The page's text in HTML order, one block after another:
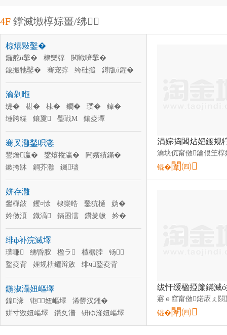
4F 鐣滅墽椁婃畺/绋
椋熺敤鑿�
鑼舵ü鑿� 棣欒弴
閲戦嚌鑿�
鐚撮牠鑿�
骞宠弴 绔硅搥
鐏版ü鑺�
闆炶吙鑿�
鑽夎弴
濮澗鑼�
鐧介潏鑿�
瀹剁暅
缇� 椹� 棣� 鐗� 璞�
鍏�
缍跨緤
鑲夐 璺戦Μ
鑲夌墰
涓夊厓璞�
鑲夌緤 绋 棣
鑲夐Μ
绋墰
鐗涚姠
澶箹璞�
骞叉灉鍫呮灉
鐢熸瀛� 鐢熺摐瀛�
闁嬪績鏋�
鏉挎牀
鐧芥灉 钃瓙
姘存灉
鐢樿敆 钁¤悇 棣欒晧 鑿犺樋
妫�
妗傚湏
鐡滈 鏋囨澐 鑽夎帗
妗�
鑽旀灊
铇嬫灉
绯ф补浣滅墿
璞嗛 绋昏胺 楹ラ 楂樼脖
钖
鐜夌背
娌规枡鑺辩敓
绯ч鐜夌背
澶ц眴榛冭眴
缍犺眴 鑺濋夯
鍦掓灄妞嶇墿
鍠湪 铇妞嶇墿
浠欎汉鎺�
姘寸敓妞嶇墿
鑽夊潽
钘ゆ湰妞嶇墿
鐞冩牴鑺卞崏
绔归妞嶇墿 鐏屾湪
锟�闈㈣
锟�闈㈣